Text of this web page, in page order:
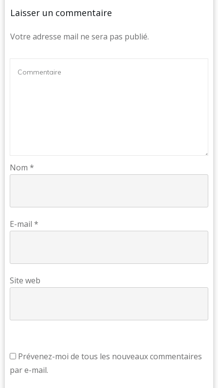
Laisser un commentaire
Votre adresse mail ne sera pas publié.
Nom *
E-mail *
Site web
Prévenez-moi de tous les nouveaux commentaires
par e-mail.